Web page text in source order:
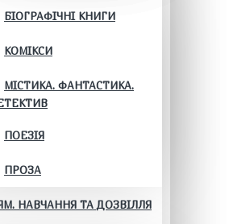
БІОГРАФІЧНІ КНИГИ
КОМІКСИ
МІСТИКА. ФАНТАСТИКА.
ПОЕЗІЯ
ПРОЗА
НАВЧАННЯ ТА ДОЗВІЛЛЯ